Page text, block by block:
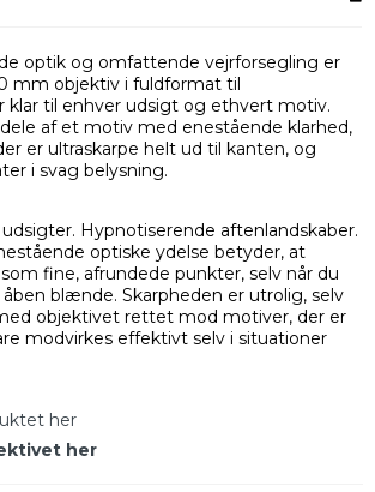
optik og omfattende vejrforsegling er
mm objektiv i fuldformat til
klar til enhver udsigt og ethvert motiv.
af et motiv med enestående klarhed,
er ultraskarpe helt ud til kanten, og
i svag belysning.
Hypnotiserende aftenlandskaber.
optiske ydelse betyder, at
fine, afrundede punkter, selv når du
blænde. Skarpheden er utrolig, selv
objektivet rettet mod motiver, der er
modvirkes effektivt selv i situationer
her
her